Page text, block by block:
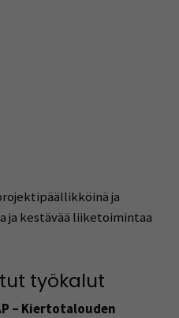
ja
kestävää liiketoimintaa
työkalut
– Kiertotalouden